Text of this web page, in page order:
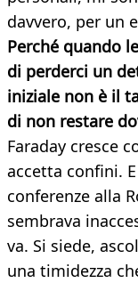
davvero, per un
Perché quando
di perderci un
iniziale non è il
di non restare
Faraday cresce
accetta confini.
conferenze alla
sembrava
va. Si siede,
una timidezza